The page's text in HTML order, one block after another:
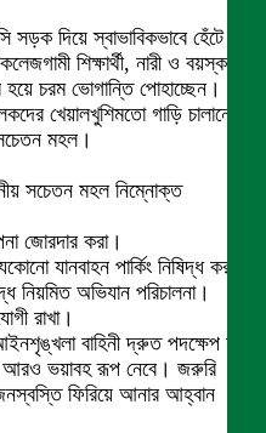
সড়ক দিয়ে স্বাভাবিকভাবে হেঁটে
শিক্ষার্থী, নারী ও বয়স্ক
চরম ভোগান্তি পোহাচ্ছেন।
খেয়ালখুশিমতো গাড়ি চালানোর
মহল।
সচেতন মহল নিম্নোক্ত
জোরদার করা।
যানবাহন পার্কিং নিষিদ্ধ করা।
নিয়মিত অভিযান পরিচালনা।
রাখা।
বাহিনী দ্রুত পদক্ষেপ না
আরও ভয়াবহ রূপ নেবে। জরুরি
ফিরিয়ে আনার আহ্বান